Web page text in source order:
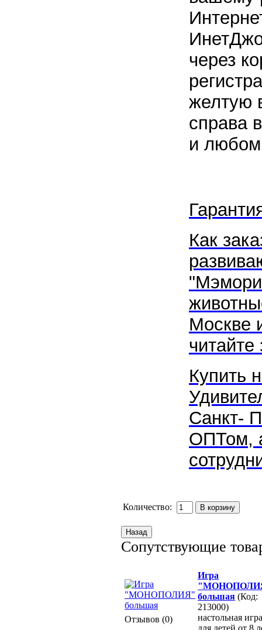
через
желтую
справа
и любом
Как
"
Москве
читайте
Купить
Санкт-
ОПТом,
Количество:
Сопутствующие
Отзывов (0)
Игра
большая (Код:
213000)
настольная игра
для детей от 8